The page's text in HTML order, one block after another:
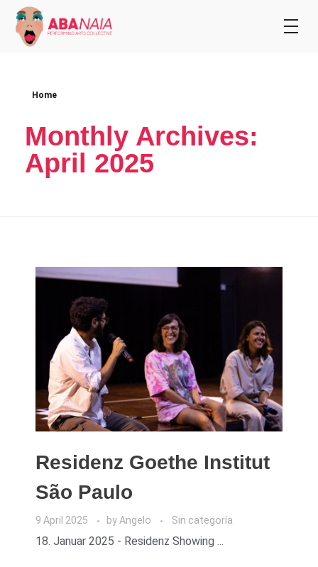
Home
Monthly Archives:
April 2025
Residenz Goethe Institut
São Paulo
9 April 2025 byAngelo Sin categoría
18. Januar 2025 - Residenz Showing ...